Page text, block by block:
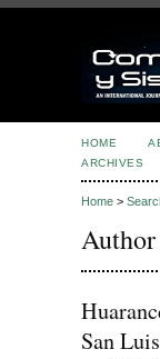
HOME
ARCHIVES
Home >
San